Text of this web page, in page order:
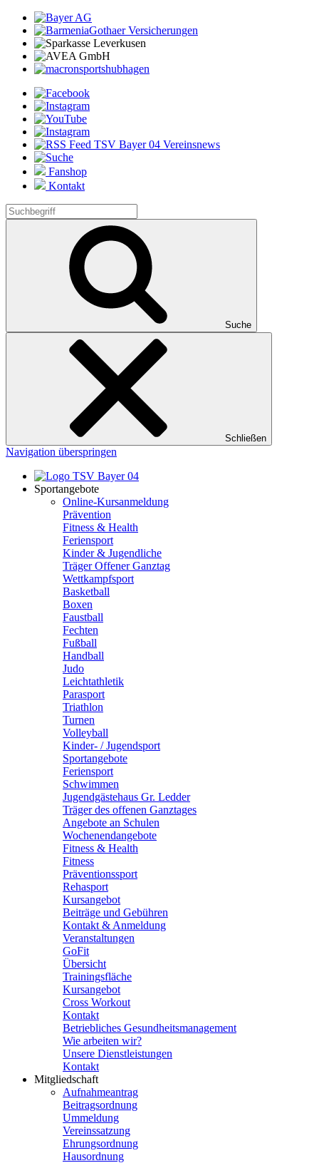
Fanshop
Kontakt
Suche
Schließen
Navigation überspringen
Sportangebote
Online-Kursanmeldung
Prävention
Fitness & Health
Feriensport
Kinder & Jugendliche
Träger Offener Ganztag
Wettkampfsport
Basketball
Boxen
Faustball
Fechten
Fußball
Handball
Judo
Leichtathletik
Parasport
Triathlon
Turnen
Volleyball
Kinder- / Jugendsport
Sportangebote
Feriensport
Schwimmen
Jugendgästehaus Gr. Ledder
Träger des offenen Ganztages
Angebote an Schulen
Wochenendangebote
Fitness & Health
Fitness
Präventionssport
Rehasport
Kursangebot
Beiträge und Gebühren
Kontakt & Anmeldung
Veranstaltungen
GoFit
Übersicht
Trainingsfläche
Kursangebot
Cross Workout
Kontakt
Betriebliches Gesundheitsmanagement
Wie arbeiten wir?
Unsere Dienstleistungen
Kontakt
Mitgliedschaft
Aufnahmeantrag
Beitragsordnung
Ummeldung
Vereinssatzung
Ehrungsordnung
Hausordnung